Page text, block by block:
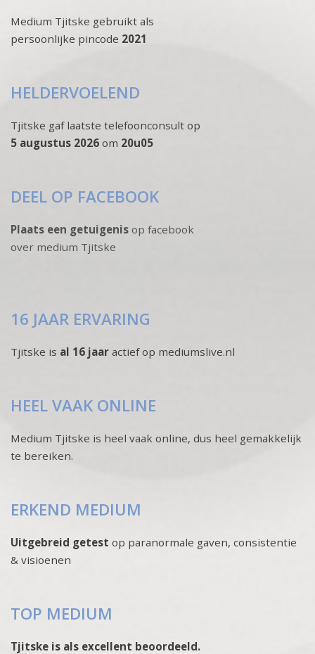
Medium Tjitske gebruikt als
persoonlijke pincode 2021
HELDERVOELEND
Tjitske gaf laatste telefoonconsult op
5 augustus 2026 om 20u05
DEEL OP FACEBOOK
Plaats een getuigenis op facebook
over medium Tjitske
16 JAAR ERVARING
Tjitske is al 16 jaar actief op mediumslive.nl
HEEL VAAK ONLINE
Medium Tjitske is heel vaak online, dus heel gemakkelijk
te bereiken.
ERKEND MEDIUM
Uitgebreid getest op paranormale gaven, consistentie
& visioenen
TOP MEDIUM
Tjitske is als excellent beoordeeld.